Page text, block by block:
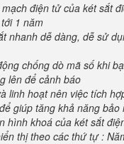
điện tử của két sắt
1 năm
nhanh dễ dàng, dễ sử
chống dò mã số khi
lên để cảnh báo
linh hoạt nên việc tích
giúp tăng khả năng bảo
hình khoá của két sắt
thị theo các thứ tự :